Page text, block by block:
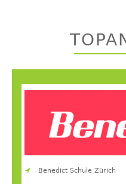
Benedict Schule Zürich